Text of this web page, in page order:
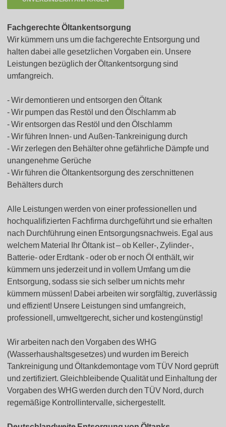
Fachgerechte Öltankentsorgung
Wir kümmern uns um die fachgerechte Entsorgung und
halten dabei alle gesetzlichen Vorgaben ein. Unsere
Leistungen bezüglich der Öltankentsorgung sind
umfangreich.
Wir demontieren und entsorgen den Öltank
Wir pumpen das Restöl und den Ölschlamm ab
Wir entsorgen das Restöl und den Ölschlamm
Wir führen Innen- und Außen-Tankreinigung durch
Wir zerlegen den Behälter ohne gefährliche Dämpfe und
unangenehme Gerüche
Wir führen die Öltankentsorgung des zerschnittenen
Behälters durch
Alle Leistungen werden von einer professionellen und
hochqualifizierten Fachfirma durchgeführt und sie erhalten
nach Durchführung einen Entsorgungsnachweis. Egal aus
welchem Material Ihr Öltank ist – ob Keller-, Zylinder-,
Batterie- oder Erdtank - oder ob er noch Öl enthält, wir
kümmern uns jederzeit und in vollem Umfang um die
Entsorgung, sodass sie sich selber um nichts mehr
kümmern müssen! Dabei arbeiten wir sorgfältig, zuverlässig
und effizient! Unsere Leistungen sind umfangreich,
professionell, umweltgerecht, sicher und kostengünstig!
Wir arbeiten nach den Vorgaben des WHG
(Wasserhaushaltsgesetzes) und wurden im Bereich
Tankreinigung und Öltankdemontage vom TÜV Nord geprüft
und zertifiziert. Gleichbleibende Qualität und Einhaltung der
Vorgaben des WHG werden durch den TÜV Nord, durch
regemäßige Kontrollintervalle, sichergestellt.